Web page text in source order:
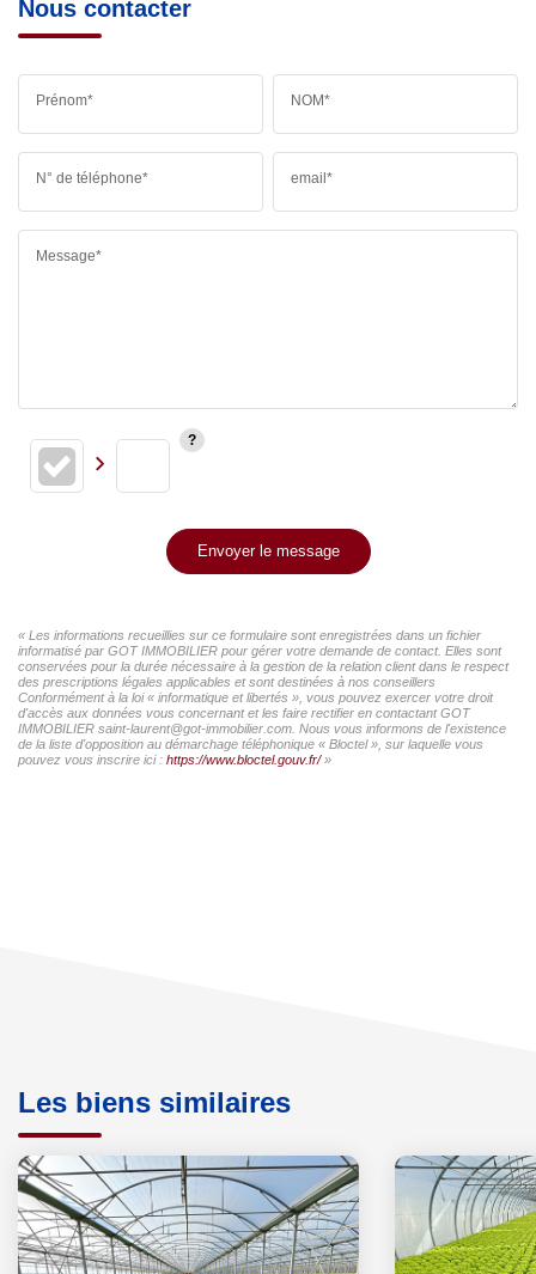
Nous contacter
Prénom* NOM*
N° de téléphone* email*
Message*
Envoyer le message
« Les informations recueillies sur ce formulaire sont enregistrées dans un fichier
informatisé par GOT IMMOBILIER pour gérer votre demande de contact. Elles sont
conservées pour la durée nécessaire à la gestion de la relation client dans le respect
des prescriptions légales applicables et sont destinées à nos conseillers
Conformément à la loi « informatique et libertés », vous pouvez exercer votre droit
d'accès aux données vous concernant et les faire rectifier en contactant GOT
IMMOBILIER saint-laurent@got-immobilier.com. Nous vous informons de l'existence
de la liste d'opposition au démarchage téléphonique « Bloctel », sur laquelle vous
pouvez vous inscrire ici : https://www.bloctel.gouv.fr/»
Les biens similaires